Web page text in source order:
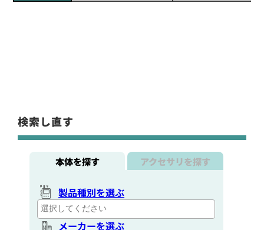
検索し直す
本体を探す アクセサリを探す
製品種別を選ぶ
メーカーを選ぶ